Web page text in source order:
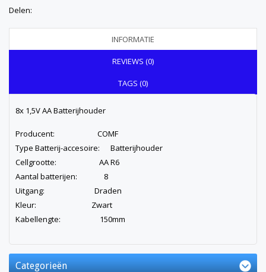
Delen:
INFORMATIE
REVIEWS (0)
TAGS (0)
8x 1,5V AA Batterijhouder
Producent: COMF
Type Batterij-accesoire: Batterijhouder
Cellgrootte: AA R6
Aantal batterijen: 8
Uitgang: Draden
Kleur: Zwart
Kabellengte: 150mm
Categorieën